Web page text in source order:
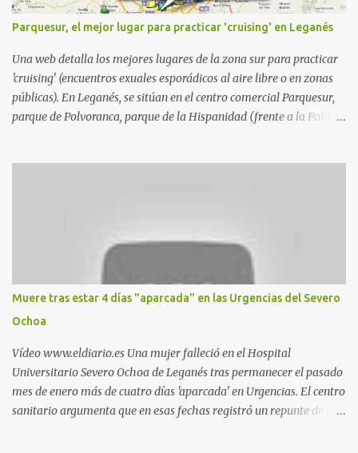
Parquesur, el mejor lugar para practicar 'cruising' en Leganés
Una web detalla los mejores lugares de la zona sur para practicar
'cruising' (encuentros exuales esporádicos al aire libre o en zonas
públicas). En Leganés, se sitúan en el centro comercial Parquesur,
parque de Polvoranca, parque de la Hispanidad (frente a la Policía
estadio municipal de Butarque) y caminos entre el estadio y Plaza
Nueva. Otro lugar: Escombrera de Polvoranca, entre Leganés y
Móstoles También en el parque de la Hispanidad, situado frente a
la Policía Local de Leganés de la calle Chile, 1, y junto al
cementerio de Butarque". Más información
Muere tras estar 4 días "aparcada" en las Urgencias del Severo
Ochoa
Vídeo www.eldiario.es Una mujer falleció en el Hospital
Universitario Severo Ochoa de Leganés tras permanecer el pasado
mes de enero más de cuatro días 'aparcada' en Urgencias. El centro
sanitario argumenta que en esas fechas registró un repunte de las